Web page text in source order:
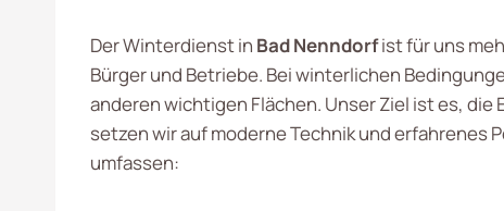
Der Winterdienst in Bad Nenndorfist für uns
Bürger und Betriebe. Bei winterlichen
anderen wichtigen Flächen. Unser Ziel ist es,
setzen wir auf moderne Technik und
umfassen: